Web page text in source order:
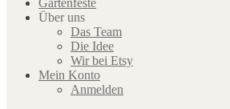
Gartenfeste
Über uns
Das Team
Die Idee
Wir bei Etsy
Mein Konto
Anmelden